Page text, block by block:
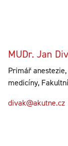
MUDr. Jan
Primář
medicíny,
divak@akutne.cz